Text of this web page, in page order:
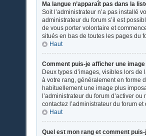
Ma langue n’apparaît pas dans la
Soit l’administrateur n’a pas installé
administrateur du forum s’il est
de vous porter volontaire et
situés en bas de toutes les pages du
Haut
Comment puis-je afficher une
Deux types d’images, visibles lors
à votre rang, généralement en forme
habituellement une image plus
l’administrateur du forum d’activer
contactez l’administrateur du forum
Haut
Quel est mon rang et comment